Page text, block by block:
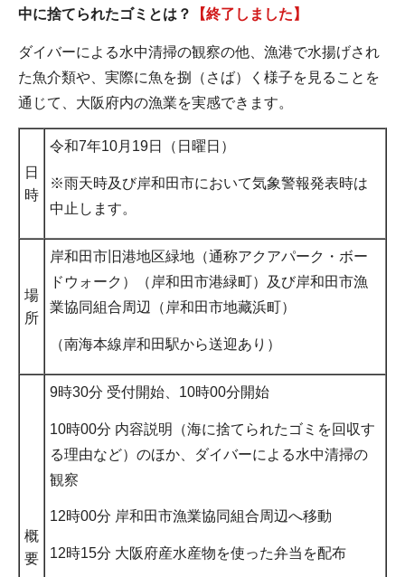
中に捨てられたゴミとは？
【終了しました】
ダイバーによる水中清掃の観察の他、漁港で水揚げされ
た魚介類や、実際に魚を捌（さば）く様子を見ることを
通じて、大阪府内の漁業を実感できます。
日
時
令和7年10月19日（日曜日）
※雨天時及び岸和田市において気象警報発表時は
中止します。
場
所
岸和田市旧港地区緑地（通称アクアパーク・ボー
ドウォーク）（岸和田市港緑町）及び岸和田市漁
業協同組合周辺（岸和田市地藏浜町）
（南海本線岸和田駅から送迎あり）
概
要
9時30分 受付開始、10時00分開始
10時00分 内容説明（海に捨てられたゴミを回収す
る理由など）のほか、ダイバーによる水中清掃の
観察
12時00分 岸和田市漁業協同組合周辺へ移動
12時15分 大阪府産水産物を使った弁当を配布